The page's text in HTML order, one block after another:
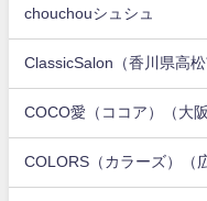
chouchouシュシュ
ClassicSalon（香川県高松
COCO愛（ココア）（大阪
COLORS（カラーズ）（